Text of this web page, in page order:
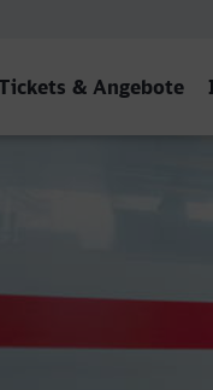
& Angebote
Hbf -